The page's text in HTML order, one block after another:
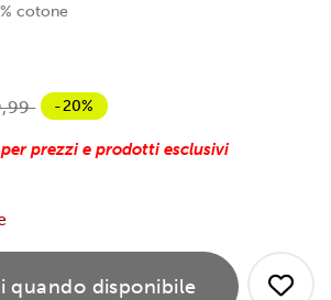
cotone
-20%
prezzi e prodotti esclusivi
quando disponibile